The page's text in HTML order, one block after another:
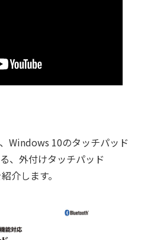
Windows 10のタッチパッド
、外付けタッチパッド
介します。